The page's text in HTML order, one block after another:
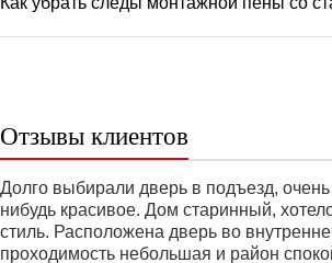
Отзывы клиентов
Долго выбирали дверь в подъезд, очень
нибудь красивое. Дом старинный,
стиль. Расположена дверь во
проходимость небольшая и район